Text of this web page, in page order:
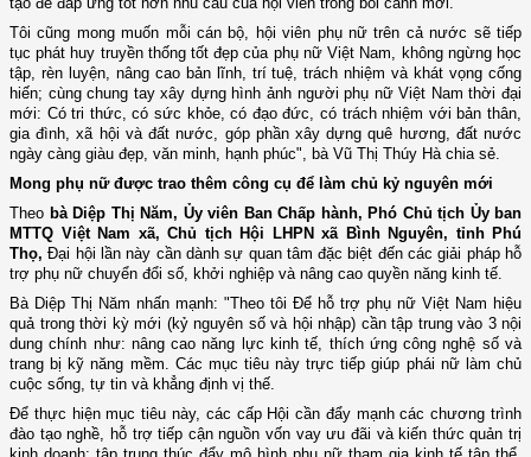
Tôi cũng mong muốn mỗi cán bộ, hội viên phụ nữ trên cả nước sẽ tiếp
tục phát huy truyền thống tốt đẹp của phụ nữ Việt Nam, không ngừng học
tập, rèn luyện, nâng cao bản lĩnh, trí tuệ, trách nhiệm và khát vọng cống
hiến; cùng chung tay xây dựng hình ảnh người phụ nữ Việt Nam thời đại
mới: Có tri thức, có sức khỏe, có đạo đức, có trách nhiệm với bản thân,
gia đình, xã hội và đất nước, góp phần xây dựng quê hương, đất nước
ngày càng giàu đẹp, văn minh, hạnh phúc", bà Vũ Thị Thúy Hà chia sẻ.
Mong phụ nữ được trao thêm công cụ để làm chủ kỷ nguyên mới
Theo bà Diệp Thị Năm, Ủy viên Ban Chấp hành, Phó Chủ tịch Ủy ban
MTTQ Việt Nam xã, Chủ tịch Hội LHPN xã Bình Nguyên, tỉnh Phú
Thọ, Đại hội lần này cần dành sự quan tâm đặc biệt đến các giải pháp hỗ
trợ phụ nữ chuyển đổi số, khởi nghiệp và nâng cao quyền năng kinh tế.
Bà Diệp Thị Năm nhấn mạnh: "Theo tôi Để hỗ trợ phụ nữ Việt Nam hiệu
quả trong thời kỳ mới (kỷ nguyên số và hội nhập) cần tập trung vào 3 nội
dung chính như: nâng cao năng lực kinh tế, thích ứng công nghệ số và
trang bị kỹ năng mềm. Các mục tiêu này trực tiếp giúp phái nữ làm chủ
cuộc sống, tự tin và khẳng định vị thế.
Để thực hiện mục tiêu này, các cấp Hội cần đẩy mạnh các chương trình
đào tạo nghề, hỗ trợ tiếp cận nguồn vốn vay ưu đãi và kiến thức quản trị